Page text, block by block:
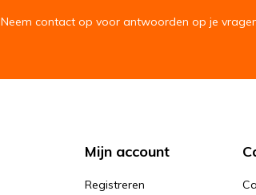
Neem contact op voor antwoorden op je
Mijn account
Registreren